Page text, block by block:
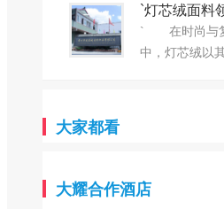
和卓越的品质
泛赞誉。自
雅纺织始终坚
产、销售于一
业。在这里，
`灯芯绒面
南纺织正式
台！`
` 在时尚与
中，灯芯绒以
融合，展现出
息。 常州市
大家都看
大耀合作酒店